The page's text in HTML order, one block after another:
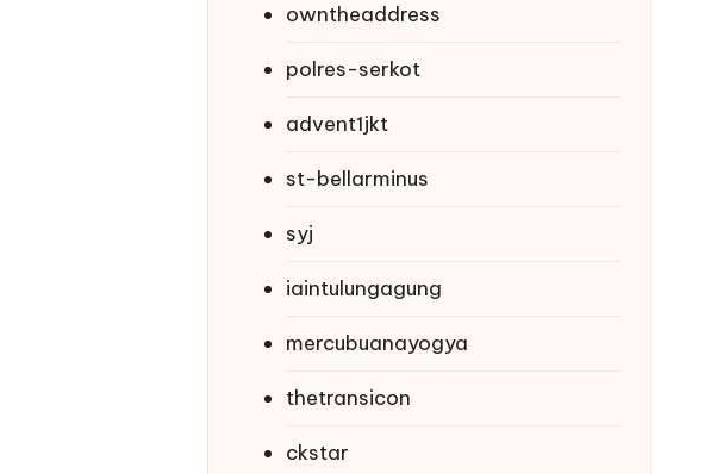
owntheaddress
polres-serkot
advent1jkt
st-bellarminus
syj
iaintulungagung
mercubuanayogya
thetransicon
ckstar